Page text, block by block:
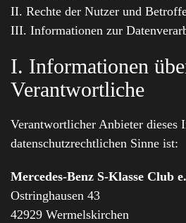
II. Rechte der Nutzer und
III. Informationen zur
I. Informationen
Verantwortliche
Verantwortlicher Anbieter dieses
datenschutzrechtlichen Sinne ist:
Mercedes-Benz S-Klasse Club
Ostringhausen 43
42929 Wermelskirchen